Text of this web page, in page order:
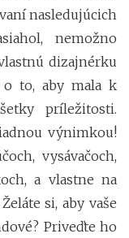
nasledujúcich
nemožno
dizajnérku
o to, aby mala k
príležitosti.
výnimkou!
vysávačoch,
a vlastne na
si, aby vaše
Priveďte ho